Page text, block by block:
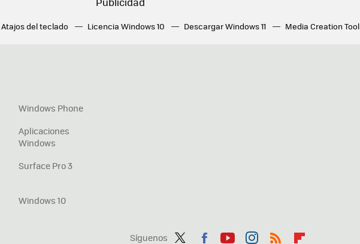
Atajos del teclado Licencia Windows 10 Descargar Windows 11 Media Creation Tool
Síguenos
Windows Phone
Aplicaciones
Windows
Surface Pro 3
Windows 10